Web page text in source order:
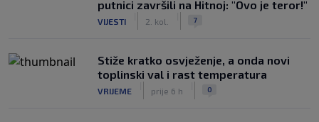
putnici završili na Hitnoj: "Ovo je teror!"
VIJESTI 2. kol. 7
Stiže kratko osvježenje, a onda novi
toplinski val i rast temperatura
VRIJEME prije 6 h 0